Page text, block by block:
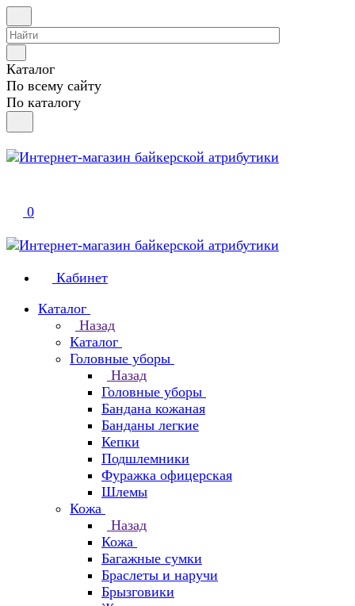
Каталог
По всему сайту
По каталогу
0
Кабинет
Каталог
Назад
Каталог
Головные уборы
Назад
Головные уборы
Бандана кожаная
Банданы легкие
Кепки
Подшлемники
Фуражка офицерская
Шлемы
Кожа
Назад
Кожа
Багажные сумки
Браслеты и наручи
Брызговики